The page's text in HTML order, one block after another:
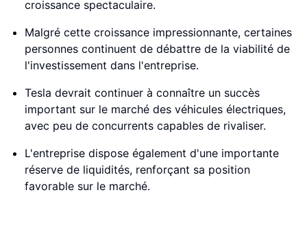
croissance spectaculaire.
Malgré cette croissance impressionnante, certaines
personnes continuent de débattre de la viabilité de
l'investissement dans l'entreprise.
Tesla devrait continuer à connaître un succès
important sur le marché des véhicules électriques,
avec peu de concurrents capables de rivaliser.
L'entreprise dispose également d'une importante
réserve de liquidités, renforçant sa position
favorable sur le marché.